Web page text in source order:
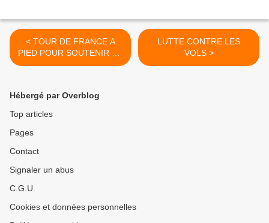
< TOUR DE FRANCE A
PIED POUR SOUTENIR ET
RECOLTER DES FONDS
ENFANTS
LUTTE CONTRE LES
VOLS >
Hébergé par Overblog
Top articles
Pages
Contact
Signaler un abus
C.G.U.
Cookies et données personnelles